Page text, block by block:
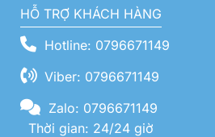
HỖ TRỢ KHÁCH HÀNG
Hotline: 0796671149
Viber: 0796671149
Zalo: 0796671149
Thời gian: 24/24 giờ